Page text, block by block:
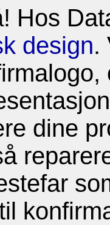
Hos
design.
dine